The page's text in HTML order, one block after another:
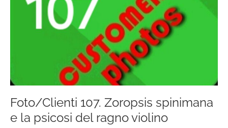
Foto/Clienti 107. Zoropsis spinimana
e la psicosi del ragno violino
violino